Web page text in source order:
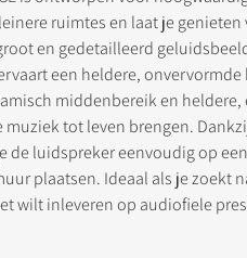
ruimtes en laat je genieten
en gedetailleerd
een heldere, onvervormde
middenbereik en heldere,
muziek tot leven brengen.
de luidspreker eenvoudig op
plaatsen. Ideaal als je zoekt
wilt inleveren op audiofiele
op